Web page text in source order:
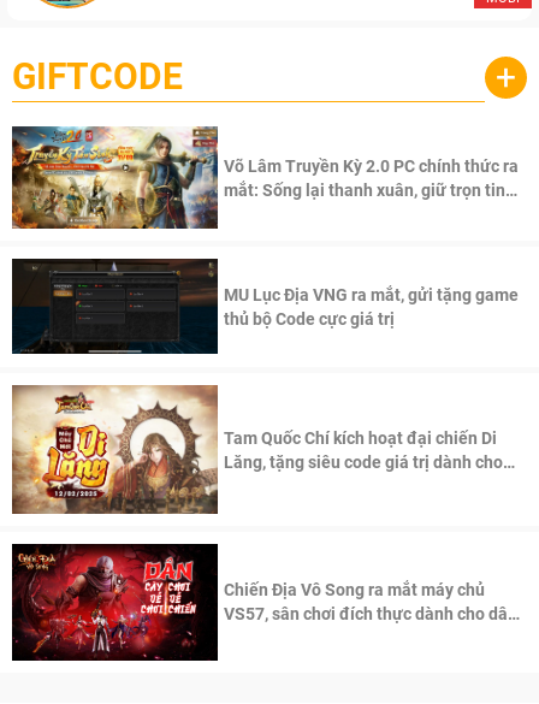
GIFTCODE +
Võ Lâm Truyền Kỳ 2.0 PC chính thức ra
mắt: Sống lại thanh xuân, giữ trọn tinh
MU Lục Địa VNG ra mắt, gửi tặng game
thủ bộ Code cực giá trị
Tam Quốc Chí kích hoạt đại chiến Di
Lăng, tặng siêu code giá trị dành cho
Chiến Địa Vô Song ra mắt máy chủ
VS57, sân chơi đích thực dành cho dân